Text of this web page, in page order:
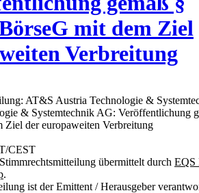
mit dem Ziel
Verbreitung
AT&S Austria Technologie &
& Systemtechnik AG: Veröffentlichung
Ziel der europaweiten Verbreitung
CEST
übermittelt durch EQS
.
ist der Emittent / Herausgeber